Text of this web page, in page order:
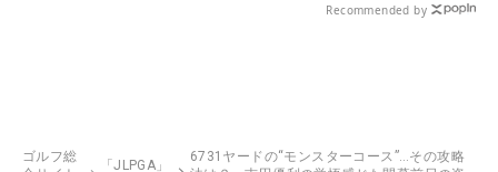
Recommended by
ゴルフ総
「JLPGA」
6731ヤードの“モンスターコース”…その攻略